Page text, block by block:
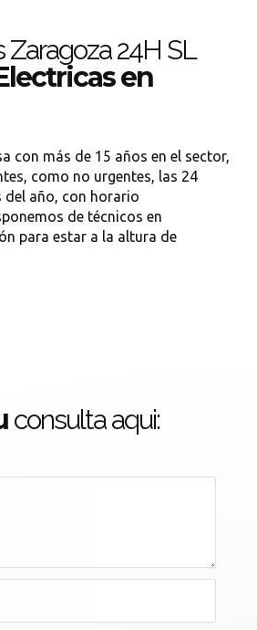
Zaragoza 24H SL
en
con más de 15 años en el sector,
como no urgentes, las 24
del año, con horario
de técnicos en
para estar a la altura de
consulta aqui: